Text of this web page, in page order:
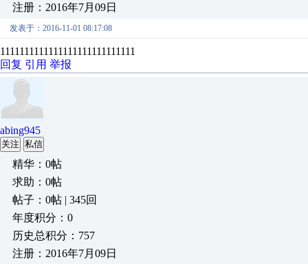
注册：2016年7月09日
发表于：2016-11-01 08:17:08
1111111111111111111111111111
回复 引用 举报
abing945
关注 私信
精华：0帖
求助：0帖
帖子：0帖 | 345回
年度积分：0
历史总积分：757
注册：2016年7月09日